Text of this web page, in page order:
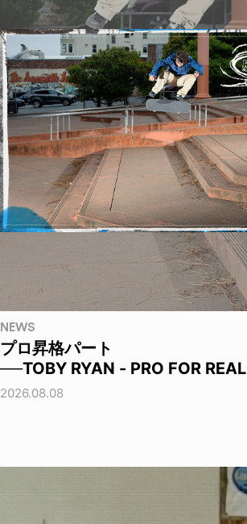
NEWS
プロ昇格パート
──TOBY RYAN - PRO FOR REAL
2026.08.08